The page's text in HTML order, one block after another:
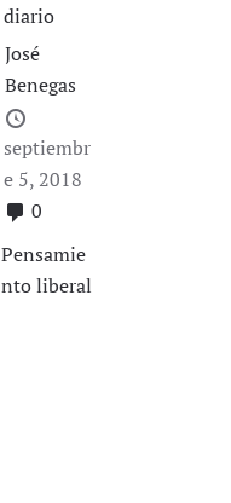
diario
José
Benegas
septiembr
e 5, 2018
0
Pensamie
nto liberal